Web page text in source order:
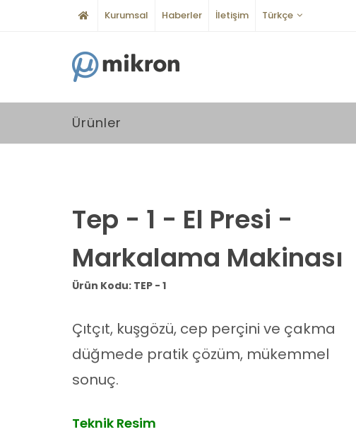
Kurumsal Haberler İletişim Türkçe
Ürünler
Tep - 1 - El Presi -
Markalama Makinası
Ürün Kodu: TEP - 1
Çıtçıt, kuşgözü, cep perçini ve çakma
düğmede pratik çözüm, mükemmel
sonuç.
Teknik Resim